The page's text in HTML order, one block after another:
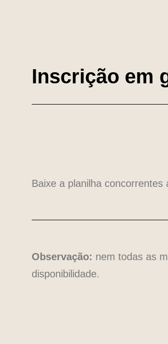
Inscrição em
Baixe a planilha
Observação: nem todas as
disponibilidade.